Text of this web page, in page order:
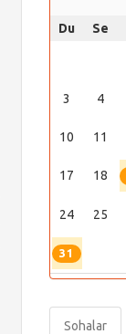
Du Se
3 4
10 11
17 18
24 25
31
Sohalar